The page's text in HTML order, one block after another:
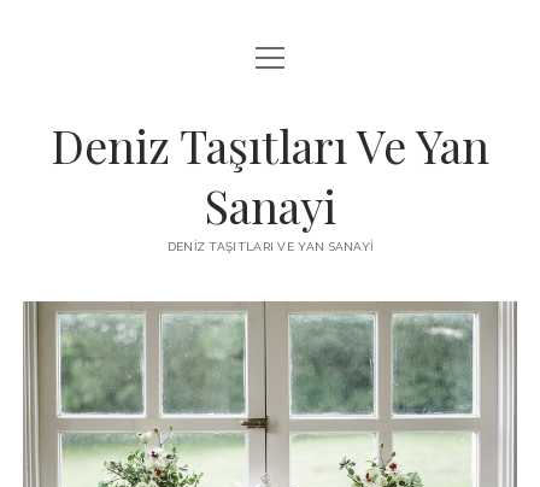
FACEBOOK TAKIPÇI KAZANMA ŞIFRESIZ
INSTAGRAM BOT SILME
LISTE
menüyü
aç
Deniz Taşıtları Ve Yan
Sanayi
DENIZ TAŞITLARI VE YAN SANAYI